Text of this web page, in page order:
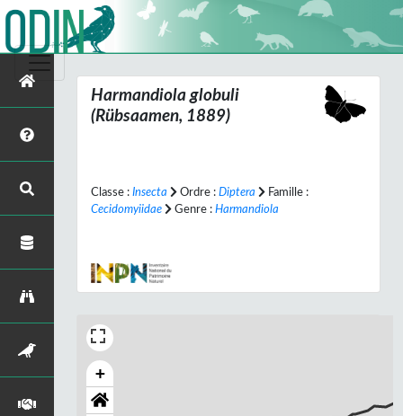
Harmandiola globuli
(Rübsaamen, 1889)
Classe : Insecta Ordre : Diptera
Famille :
Cecidomyiidae
Genre : Harmandiola
+